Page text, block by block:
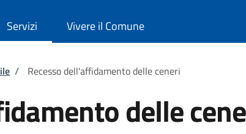
Servizi Vivere il Comune
/ Recesso dell'affidamento delle ceneri
delle